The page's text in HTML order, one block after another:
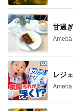
甘過
Ameba
レジ
Ameba